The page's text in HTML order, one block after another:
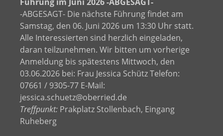
-ABGESAGT- Die nächste Führung findet am
Samstag, den 06. Juni 2026 um 13:30 Uhr statt.
Alle Interessierten sind herzlich eingeladen,
daran teilzunehmen. Wir bitten um vorherige
Anmeldung bis spätestens Mittwoch, den
03.06.2026 bei: Frau Jessica Schütz Telefon:
07661 / 9305-77 E-Mail:
jessica.schuetz@oberried.de
Treffpunkt: Prakplatz Stollenbach, Eingang
Ruheberg